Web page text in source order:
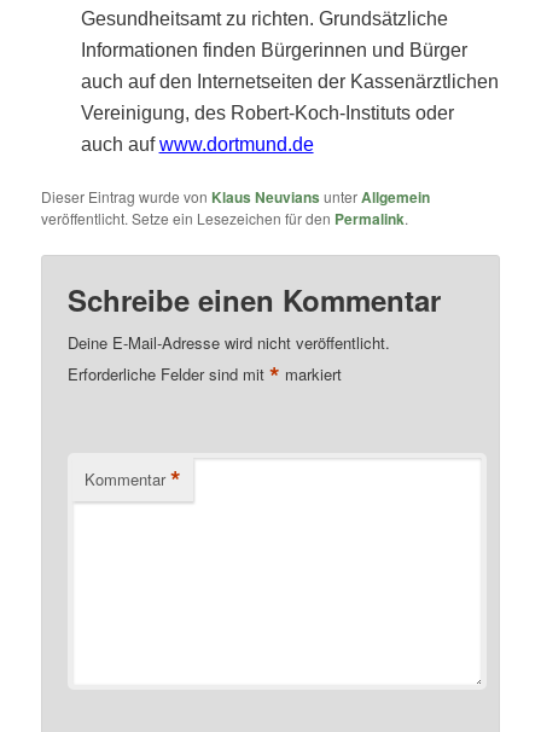
Gesundheitsamt zu richten. Grundsätzliche
Informationen finden Bürgerinnen und Bürger
auch auf den Internetseiten der Kassenärztlichen
Vereinigung, des Robert-Koch-Instituts oder
auch aufwww.dortmund.de
Dieser Eintrag wurde von Klaus Neuvians unterAllgemein
veröffentlicht. Setze ein Lesezeichen für den Permalink.
Schreibe einen Kommentar
Deine E-Mail-Adresse wird nicht veröffentlicht.
Erforderliche Felder sind mit* markiert
Kommentar *